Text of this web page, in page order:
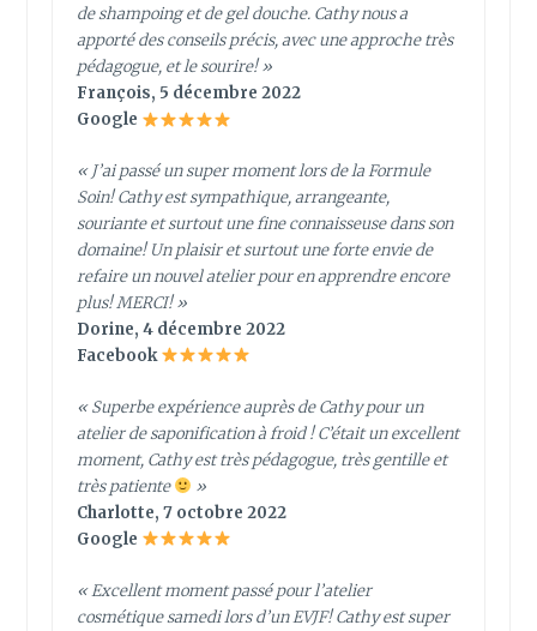
de shampoing et de gel douche. Cathy nous a
apporté des conseils précis, avec une approche très
pédagogue, et le sourire! »
François, 5 décembre 2022
Google
« J’ai passé un super moment lors de la Formule
Soin! Cathy est sympathique, arrangeante,
souriante et surtout une fine connaisseuse dans son
domaine! Un plaisir et surtout une forte envie de
refaire un nouvel atelier pour en apprendre encore
plus! MERCI! »
Dorine, 4 décembre 2022
Facebook
« Superbe expérience auprès de Cathy pour un
atelier de saponification à froid ! C’était un excellent
moment, Cathy est très pédagogue, très gentille et
très patiente
»
Charlotte, 7 octobre 2022
Google
« Excellent moment passé pour l’atelier
cosmétique samedi lors d’un EVJF! Cathy est super